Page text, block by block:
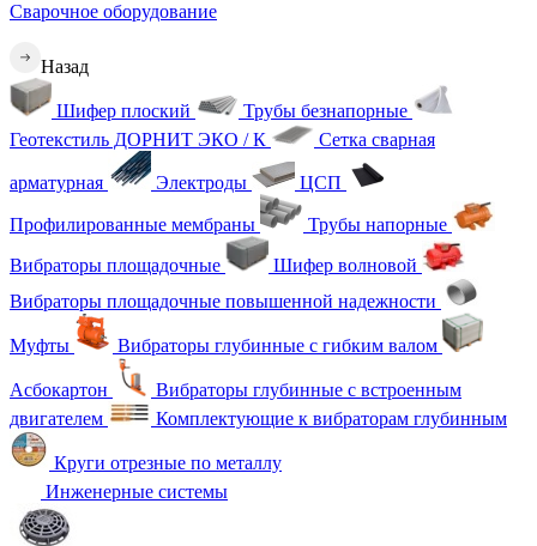
Сварочное оборудование
Назад
Шифер плоский
Трубы безнапорные
Геотекстиль ДОРНИТ ЭКО / К
Сетка сварная
арматурная Электроды ЦСП
Профилированные мембраны
Трубы напорные
Вибраторы площадочные
Шифер волновой
Вибраторы площадочные повышенной надежности
Муфты Вибраторы глубинные с гибким валом
Асбокартон
Вибраторы глубинные с встроенным
двигателем
Комплектующие к вибраторам глубинным
Круги отрезные по металлу
Инженерные системы